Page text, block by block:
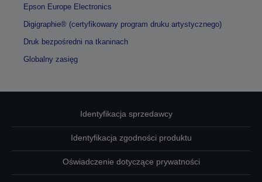
Epson Europe Electronics
Digigraphie® (certyfikowany program druku artystycznego)
Druk bezpośredni na tkaninach
Globalny zasięg
Identyfikacja sprzedawcy
Identyfikacja zgodności produktu
Oświadczenie dotyczące prywatności